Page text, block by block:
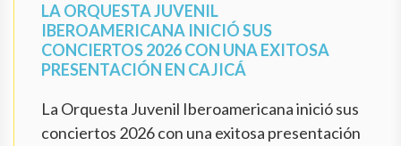
LA ORQUESTA JUVENIL
IBEROAMERICANA INICIÓ SUS
CONCIERTOS 2026 CON UNA EXITOSA
PRESENTACIÓN EN CAJICÁ
La Orquesta Juvenil Iberoamericana inició sus
conciertos 2026 con una exitosa presentación